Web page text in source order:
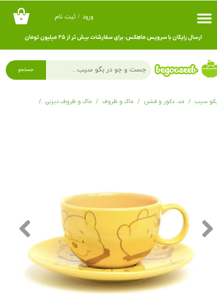
۰ ورود / ثبت نام
حساب کاربری من
تغییر گذر واژه
سفارشات
ارسال رایگان با سرویس ماهِکس، برای سفارشات بیش تر از ۲۵ میلیون تومان
جستجو
سیب مد، دکور و فشن ماگ و ظروف ماگ و ظروف دیزنی